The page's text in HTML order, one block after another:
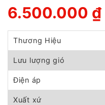
gốc
là:
7.222.000 ₫.
6.500.000 ₫
hiện
tại
6.500.000 ₫.
Thương Hiệu
Lưu lượng gió
Điện áp
Xuất xứ